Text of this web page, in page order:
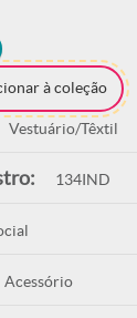
à coleção
Vestuário/Têxtil
134IND
Acessório